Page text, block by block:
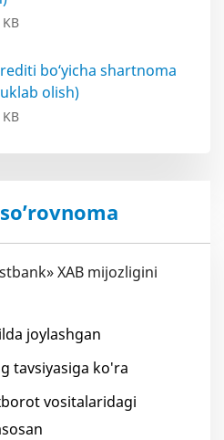
bo‘yicha shartnoma
olish)
XAB mijozligini
joylashgan
tavsiyasiga ko'ra
vositalaridagi